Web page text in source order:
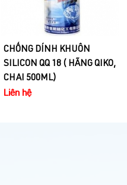
CHỐNG DÍNH KHUÔN
SILICON QQ 18 ( HÃNG QIKO,
CHAI 500ML)
Liên hệ